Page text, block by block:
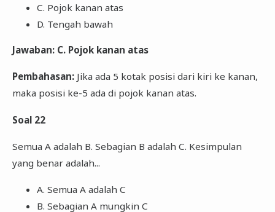
C. Pojok kanan atas
D. Tengah bawah
Jawaban: C. Pojok kanan atas
Pembahasan:Jika ada 5 kotak posisi dari kiri ke kanan,
maka posisi ke-5 ada di pojok kanan atas.
Soal 22
Semua A adalah B. Sebagian B adalah C. Kesimpulan
yang benar adalah...
A. Semua A adalah C
B. Sebagian A mungkin C